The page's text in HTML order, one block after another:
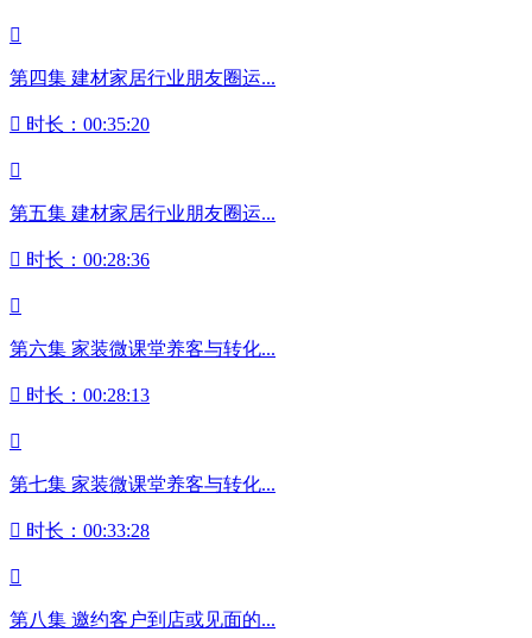

第四集 建材家居行业朋友圈运...
 时长：00:35:20

第五集 建材家居行业朋友圈运...
 时长：00:28:36

第六集 家装微课堂养客与转化...
 时长：00:28:13

第七集 家装微课堂养客与转化...
 时长：00:33:28

第八集 邀约客户到店或见面的...